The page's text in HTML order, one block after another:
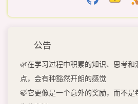
公告
🌿在学习过程中积累的知识、思考
点，会有种豁然开朗的感觉
🍃它更像是一个意外的奖励，而不是